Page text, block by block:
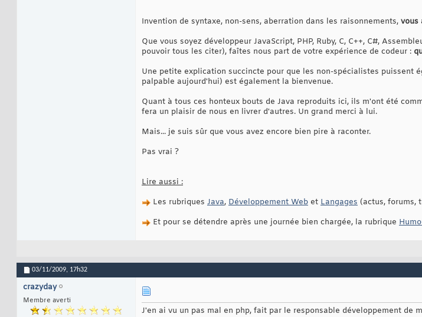
Invention de syntaxe, non-sens, aberration dans les raisonnements, vous
Que vous soyez développeur JavaScript, PHP, Ruby, C, C++, C#,
pouvoir tous les citer), faîtes nous part de votre expérience de codeur :
Une petite explication succincte pour que les non-spécialistes puissent
palpable aujourd'hui) est également la bienvenue.
Quant à tous ces honteux bouts de Java reproduits ici, ils m'ont été
fera un plaisir de nous en livrer d'autres. Un grand merci à lui.
Mais... je suis sûr que vous avez encore bien pire à raconter.
Pas vrai ?
Lire aussi :
Les rubriques Java, Développement Web et Langages (actus, forums,
Et pour se détendre après une journée bien chargée, la rubrique
03/11/2009, 17h32
crazyday
Membre averti
J'en ai vu un pas mal en php, fait par le responsable développement de